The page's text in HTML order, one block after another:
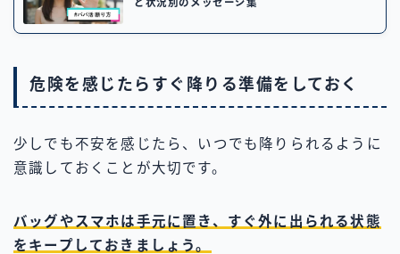
ど状況別のメッセージ集
危険を感じたらすぐ降りる準備をしておく
少しでも不安を感じたら、いつでも降りられるように
意識しておくことが大切です。
バッグやスマホは手元に置き、すぐ外に出られる状態
をキープしておきましょう。